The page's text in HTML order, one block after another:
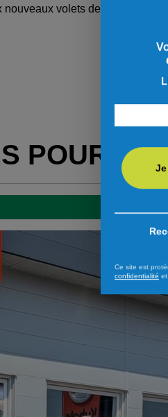
nouveaux volets de
POUR
Ce site est
confidentialité et